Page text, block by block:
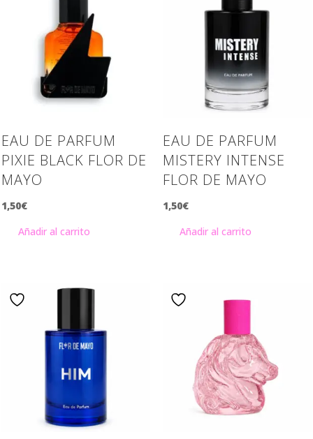
EAU DE PARFUM
PIXIE BLACK FLOR DE
MAYO
1,50€
Añadir al carrito
EAU DE PARFUM
MISTERY INTENSE
FLOR DE MAYO
1,50€
Añadir al carrito